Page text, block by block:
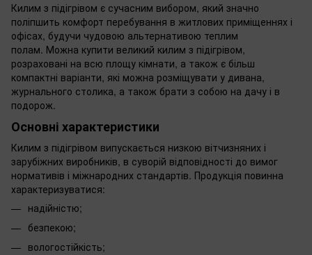
Килим з підігрівом є сучасним вибором, який значно
поліпшить комфорт перебування в житлових приміщеннях і
офісах, будучи чудовою альтернативою теплим
полам. Можна купити великий килим з підігрівом,
розраховані на всю площу кімнати, а також є більш
компактні варіанти, які можна розміщувати у дивана,
журнального столика, а також брати з собою на дачу і в
подорож.
Основні характеристики
Килим з підігрівом випускається низкою вітчизняних і
зарубіжних виробників, в суворій відповідності до вимог
нормативів і міжнародних стандартів. Продукція повинна
характеризуватися:
надійністю;
безпекою;
вологостійкість;